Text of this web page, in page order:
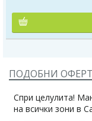
ПОДОБНИ
масаж 30 мин.